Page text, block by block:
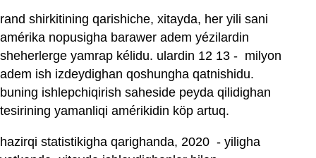
rand shirkitining qarishiche, xitayda, her yili sani
amérika nopusigha barawer adem yézilardin
sheherlerge yamrap kélidu. ulardin 12 ‏ - 13 milyon
adem ish izdeydighan qoshungha qatnishidu.
buning ishlepchiqirish saheside peyda qilidighan
tesirining yamanliqi amérikidin köp artuq.
hazirqi statistikigha qarighanda, 2020 ‏ - yiligha